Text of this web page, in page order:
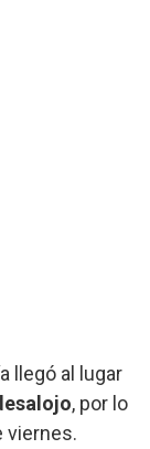
llegó al lugar
, por lo
viernes.